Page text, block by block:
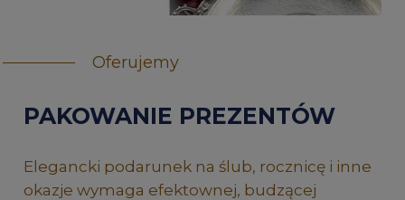
Oferujemy
PAKOWANIE PREZENTÓW
Elegancki podarunek na ślub, rocznicę i inne
okazje wymaga efektownej, budzącej